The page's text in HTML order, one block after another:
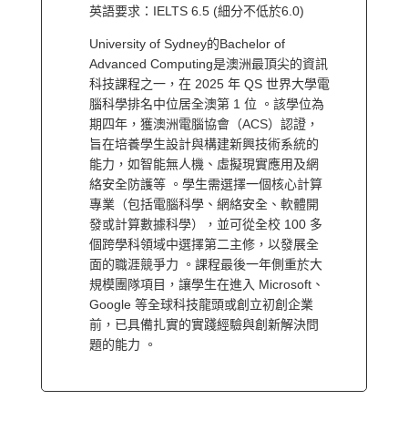
英語要求：IELTS 6.5 (細分不低於6.0)
University of Sydney的Bachelor of
Advanced Computing是澳洲最頂尖的資訊
科技課程之一，在 2025 年 QS 世界大學電
腦科學排名中位居全澳第 1 位 。該學位為
期四年，獲澳洲電腦協會（ACS）認證，
旨在培養學生設計與構建新興技術系統的
能力，如智能無人機、虛擬現實應用及網
絡安全防護等 。學生需選擇一個核心計算
專業（包括電腦科學、網絡安全、軟體開
發或計算數據科學），並可從全校 100 多
個跨學科領域中選擇第二主修，以發展全
面的職涯競爭力 。課程最後一年側重於大
規模團隊項目，讓學生在進入 Microsoft、
Google 等全球科技龍頭或創立初創企業
前，已具備扎實的實踐經驗與創新解決問
題的能力 。